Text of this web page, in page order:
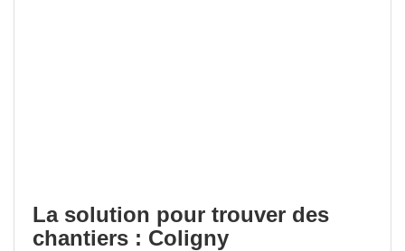
La solution pour trouver des
chantiers : Coligny